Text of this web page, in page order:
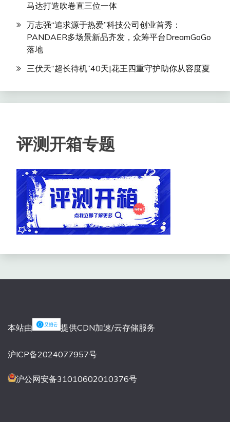
马达打造吹卷直三位一体
万志强“追求源于热爱”科技公司创业首秀：
PANDAER多场景新品齐发，众筹平台DreamGoGo
落地
三伏天“超长待机”40天|花王四重守护助你从容度夏
评测开箱专题
本站由 提供CDN加速/云存储服务
沪ICP备2024077957号
沪公网安备31010602010376号